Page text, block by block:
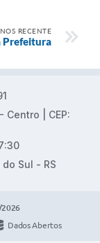
RECENTE
Prefeitura
Centro | CEP:
Sul - RS
2026
Dados Abertos